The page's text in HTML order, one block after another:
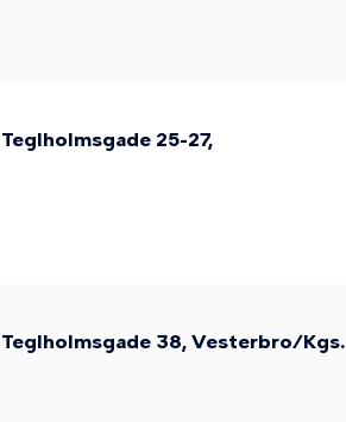
25-27,
38, Vesterbro/Kgs.